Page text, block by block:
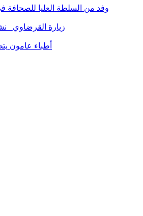
وفد من السلطة العليا للصحافة
زيارة القرضاوي_
أطباء عامون